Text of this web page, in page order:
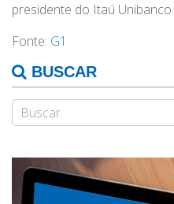
presidente do Itaú Unibanco.
Fonte: G1
BUSCAR